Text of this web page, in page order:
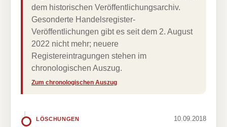
dem historischen Veröffentlichungsarchiv.
Gesonderte Handelsregister-
Veröffentlichungen gibt es seit dem 2. August
2022 nicht mehr; neuere
Registereintragungen stehen im
chronologischen Auszug.
Zum chronologischen Auszug
LÖSCHUNGEN 10.09.2018